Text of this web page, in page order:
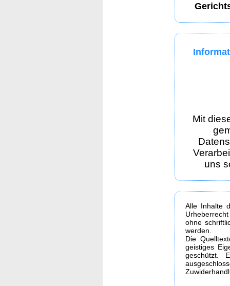
Mit
uns
Alle Inhalte
ohne
werden.
Die
geistiges
geschützt.